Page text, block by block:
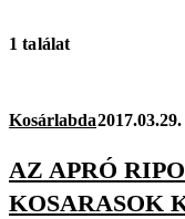
1 találat
Kosárlabda
AZ APRÓ
KOSARASOK